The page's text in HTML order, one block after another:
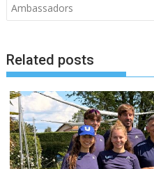
Ambassadors
Related posts